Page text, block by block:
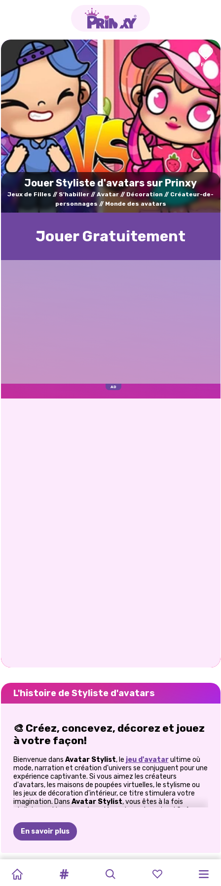
Jouer Styliste d'avatars sur Prinxy
Jeux de Filles S'habiller Avatar Décoration
Créateur-de-
personnages
Monde des avatars
Jouer Gratuitement
L'histoire de Styliste d'avatars
🎨 Créez, concevez, décorez et jouez
à votre façon!
Bienvenue dans Avatar Stylist, le jeu d'avatarultime où
mode, narration et création d'univers se conjuguent pour une
expérience captivante. Si vous aimez les créateurs
d'avatars, les maisons de poupées virtuelles, le stylisme ou
les jeux de décoration d'intérieur, ce titre stimulera votre
imagination. Dans Avatar Stylist, vous êtes à la fois
styliste, metteur en scène, décorateur et conteur! Ce jeu
riche en lieux uniques, chacun avec son ambiance, ses
couleurs, ses personnages et ses charmantes surprises. Que
d'adorables personnages, l'aventure vous attend à chaque
instant.
En savoir plus
D'AVATAR
D'ANIME
QUEENKA
AVATAR
D'AVATARS
WORLD
DERNIÈRE
VERSION
WORLD
MON
AVATAR